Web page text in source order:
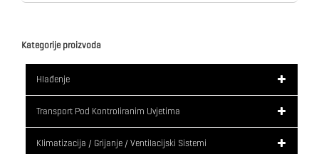
Kategorije proizvoda
Hlađenje
Transport Pod Kontroliranim Uvjetima
Klimatizacija / Grijanje / Ventilacijski Sistemi